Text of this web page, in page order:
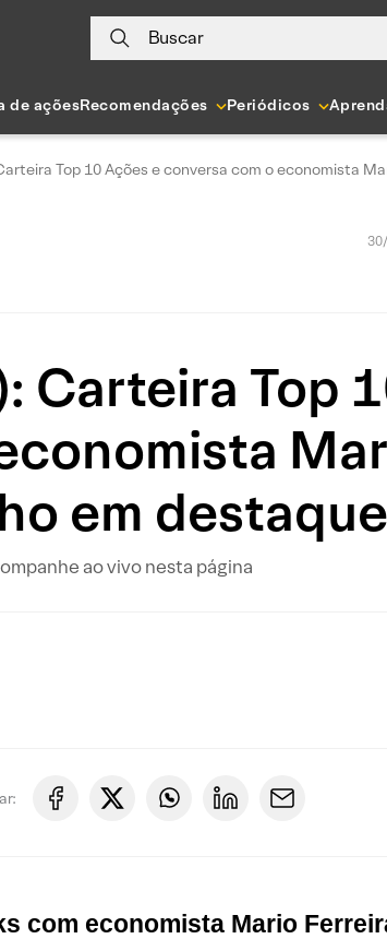
Buscar
de açõesRecomendações Periódicos
Top 10 Ações e conversa com o economista
Carteira Top
em
ao vivo nesta página
com economista Mario